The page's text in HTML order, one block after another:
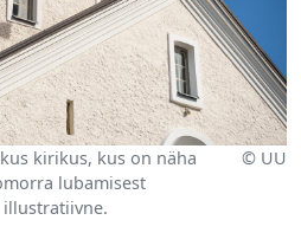
kirikus, kus on näha
lubamisest
© UU